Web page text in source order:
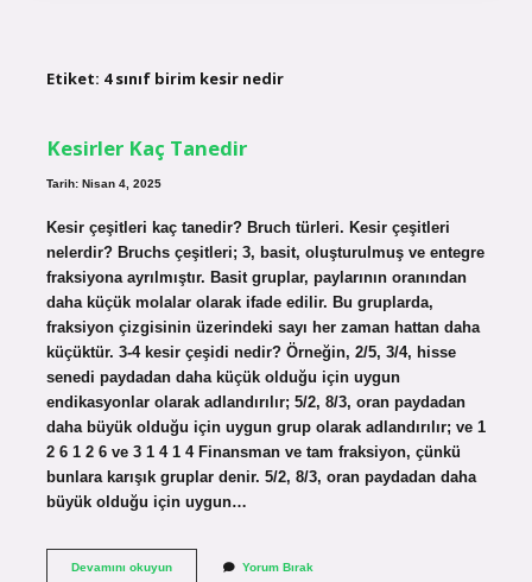
Etiket: 4 sınıf birim kesir nedir
Kesirler Kaç Tanedir
Tarih: Nisan 4, 2025
Kesir çeşitleri kaç tanedir? Bruch türleri. Kesir çeşitleri
nelerdir? Bruchs çeşitleri; 3, basit, oluşturulmuş ve entegre
fraksiyona ayrılmıştır. Basit gruplar, paylarının oranından
daha küçük molalar olarak ifade edilir. Bu gruplarda,
fraksiyon çizgisinin üzerindeki sayı her zaman hattan daha
küçüktür. 3-4 kesir çeşidi nedir? Örneğin, 2/5, 3/4, hisse
senedi paydadan daha küçük olduğu için uygun
endikasyonlar olarak adlandırılır; 5/2, 8/3, oran paydadan
daha büyük olduğu için uygun grup olarak adlandırılır; ve 1
2 6 1 2 6 ve 3 1 4 1 4 Finansman ve tam fraksiyon, çünkü
bunlara karışık gruplar denir. 5/2, 8/3, oran paydadan daha
büyük olduğu için uygun…
Devamını okuyunKesirler
Yorum Bırak